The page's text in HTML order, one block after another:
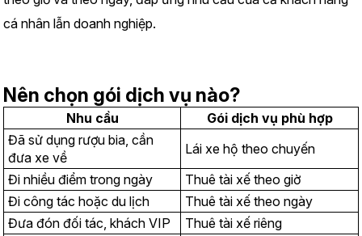
cá nhân lẫn doanh nghiệp.
Nên chọn gói dịch vụ nào?
Nhu cầu
Gói dịch vụ phù hợp
Đã sử dụng rượu bia, cần
đưa xe về
Lái xe hộ theo chuyến
Đi nhiều điểm trong ngày
Thuê tài xế theo giờ
Đi công tác hoặc du lịch
Thuê tài xế theo ngày
Đưa đón đối tác, khách VIP
Thuê tài xế riêng